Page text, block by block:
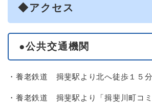
◆アクセス
●公共交通機関
・養老鉄道 揖斐駅より北へ徒歩１５分
・養老鉄道 揖斐駅より「揖斐川町コ